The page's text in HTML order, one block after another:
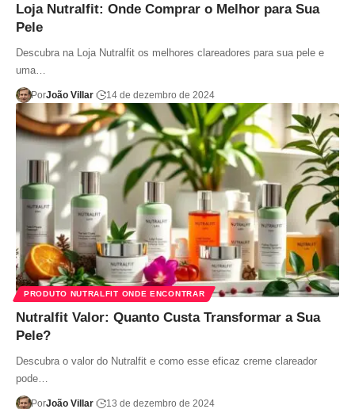
Loja Nutralfit: Onde Comprar o Melhor para Sua
Pele
Descubra na Loja Nutralfit os melhores clareadores para sua pele e
uma…
PorJoão Villar 14 de dezembro de 2024
PRODUTO NUTRALFIT ONDE ENCONTRAR
Nutralfit Valor: Quanto Custa Transformar a Sua
Pele?
Descubra o valor do Nutralfit e como esse eficaz creme clareador
pode…
PorJoão Villar 13 de dezembro de 2024